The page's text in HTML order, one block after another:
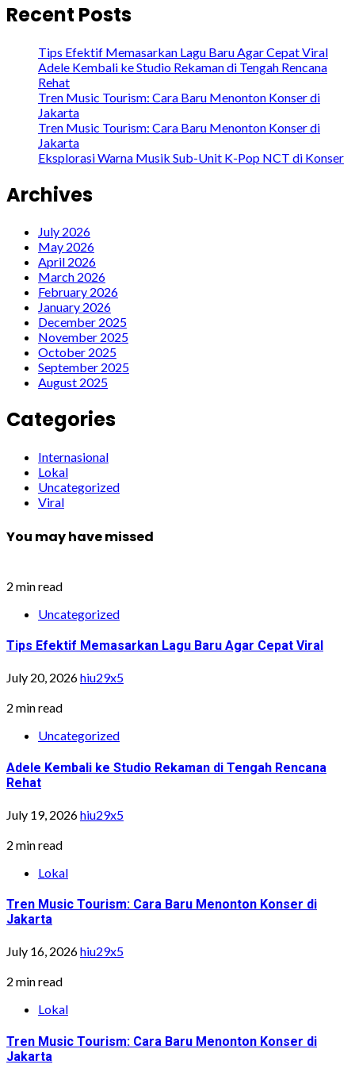
Recent Posts
Tips Efektif Memasarkan Lagu Baru Agar Cepat Viral
Adele Kembali ke Studio Rekaman di Tengah Rencana
Rehat
Tren Music Tourism: Cara Baru Menonton Konser di
Jakarta
Tren Music Tourism: Cara Baru Menonton Konser di
Jakarta
Eksplorasi Warna Musik Sub-Unit K-Pop NCT di Konser
Archives
July 2026
May 2026
April 2026
March 2026
February 2026
January 2026
December 2025
November 2025
October 2025
September 2025
August 2025
Categories
Internasional
Lokal
Uncategorized
Viral
You may have missed
2 min read
Uncategorized
Tips Efektif Memasarkan Lagu Baru Agar Cepat Viral
July 20, 2026hiu29x5
2 min read
Uncategorized
Adele Kembali ke Studio Rekaman di Tengah Rencana
Rehat
July 19, 2026hiu29x5
2 min read
Lokal
Tren Music Tourism: Cara Baru Menonton Konser di
Jakarta
July 16, 2026hiu29x5
2 min read
Lokal
Tren Music Tourism: Cara Baru Menonton Konser di
Jakarta